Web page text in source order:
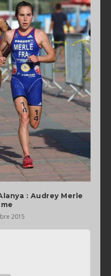
: Audrey Merle
2015